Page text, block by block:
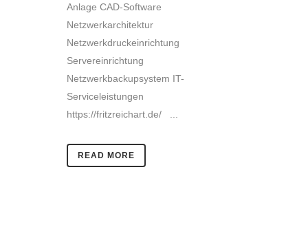
Anlage CAD-Software
Netzwerkarchitektur
Netzwerkdruckeinrichtung
Servereinrichtung
Netzwerkbackupsystem IT-
Serviceleistungen
https://fritzreichart.de/ ...
READ MORE